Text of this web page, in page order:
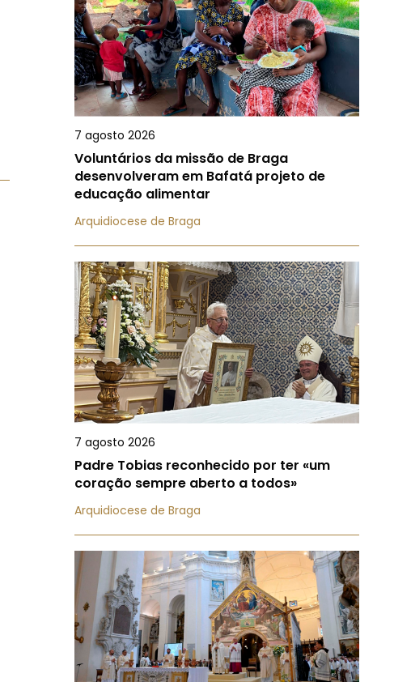
7 agosto 2026
Voluntários da missão de Braga
desenvolveram em Bafatá projeto de
educação alimentar
Arquidiocese de Braga
7 agosto 2026
Padre Tobias reconhecido por ter «um
coração sempre aberto a todos»
Arquidiocese de Braga